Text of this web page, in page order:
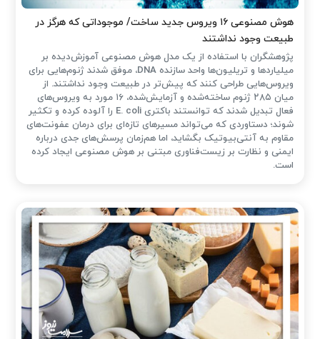
هوش مصنوعی ۱۶ ویروس جدید ساخت/ موجوداتی که هرگز در
طبیعت وجود نداشتند
پژوهشگران با استفاده از یک مدل هوش مصنوعی آموزش‌دیده بر
میلیاردها و تریلیون‌ها واحد سازنده DNA، موفق شدند ژنوم‌هایی برای
ویروس‌هایی طراحی کنند که پیش‌تر در طبیعت وجود نداشتند. از
میان ۲۸۵ ژنوم ساخته‌شده و آزمایش‌شده، ۱۶ مورد به ویروس‌های
فعال تبدیل شدند که توانستند باکتری E. coli را آلوده کرده و تکثیر
شوند؛ دستاوردی که می‌تواند مسیرهای تازه‌ای برای درمان عفونت‌های
مقاوم به آنتی‌بیوتیک بگشاید، اما هم‌زمان پرسش‌های جدی درباره
ایمنی و نظارت بر زیست‌فناوری مبتنی بر هوش مصنوعی ایجاد کرده
است.